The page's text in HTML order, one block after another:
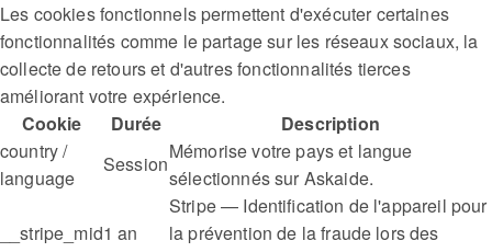
Les cookies fonctionnels permettent d'exécuter certaines
fonctionnalités comme le partage sur les réseaux sociaux, la
collecte de retours et d'autres fonctionnalités tierces
améliorant votre expérience.
Cookie
Durée
Description
country /
language
Session
Mémorise votre pays et langue
sélectionnés sur Askaide.
__stripe_mid1 an
Stripe — Identification de l'appareil pour
la prévention de la fraude lors des